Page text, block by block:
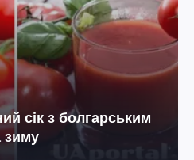
сік з болгарським
зиму